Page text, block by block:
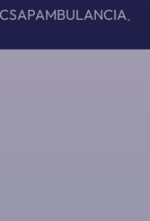
CSAPAMBULANCIA.